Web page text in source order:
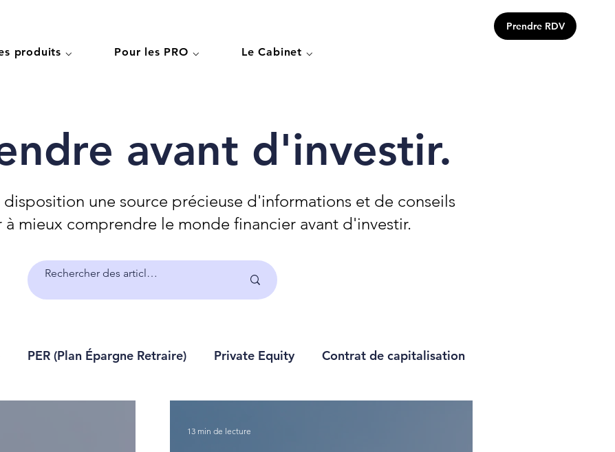
Prendre RDV
produits ⌵ Pour les PRO ⌵ Le Cabinet ⌵
avant d'investir.
une source précieuse d'informations et de conseils
à mieux comprendre le monde financier avant d'investir.
PER (Plan Épargne Retraire) Private Equity Contrat de capitalisation
13 min de lecture